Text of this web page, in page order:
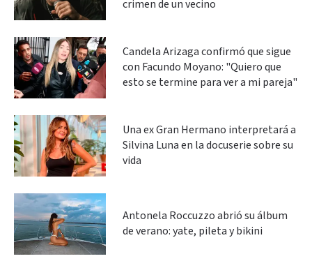
crimen de un vecino
Candela Arizaga confirmó que sigue
con Facundo Moyano: "Quiero que
esto se termine para ver a mi pareja"
Una ex Gran Hermano interpretará a
Silvina Luna en la docuserie sobre su
vida
Antonela Roccuzzo abrió su álbum
de verano: yate, pileta y bikini